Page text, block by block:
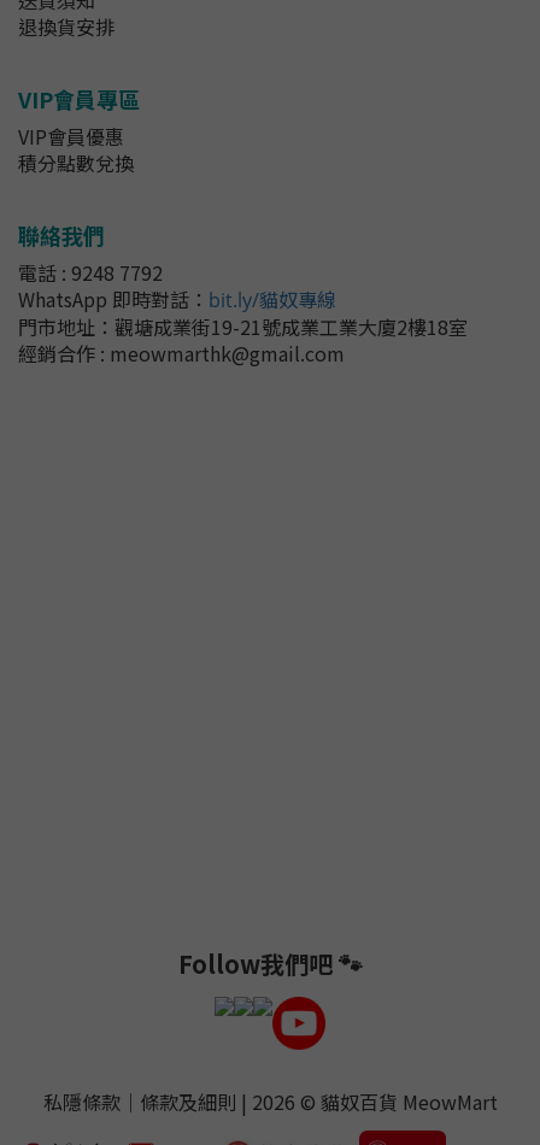
退換貨安排
VIP會員專區
VIP會員優惠
積分點數兌換
聯絡我們
電話 : 9248 7792
WhatsApp 即時對話 ： bit.ly/貓奴專線
門市地址： 觀塘成業街19-21號成業工業大廈2樓18室
經銷合作 : meowmarthk@gmail.com
Follow我們吧 🐾
私隱條款｜ 條款及細則 | 2026 © 貓奴百貨 MeowMart